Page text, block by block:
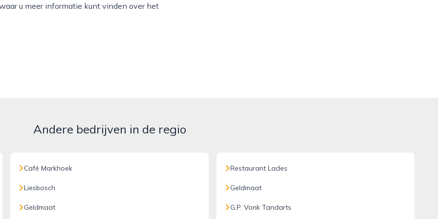
u meer informatie kunt vinden over het
Andere bedrijven in de regio
Café Markhoek
Liesbosch
Geldmaat
Restaurant Lades
Geldmaat
G.P. Vonk Tandarts